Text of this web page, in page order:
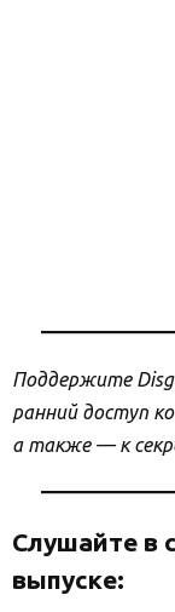
Поддержите
ранний доступ
а также — к
Слушайте в
выпуске: